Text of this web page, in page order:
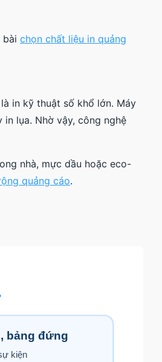
bài chọn chất liệu in quảng
in kỹ thuật số khổ lớn. Máy
lụa. Nhờ vậy, công nghệ
nhà, mực dầu hoặc eco-
quảng cáo.